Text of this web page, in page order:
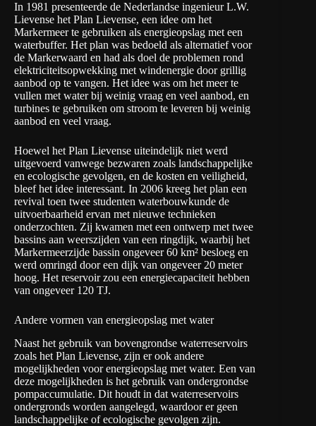
In 1981 presenteerde de Nederlandse ingenieur L.W.
Lievense het Plan Lievense, een idee om het
Markermeer te gebruiken als energieopslag met een
waterbuffer. Het plan was bedoeld als alternatief voor
de Markerwaard en had als doel de problemen rond
elektriciteitsopwekking met windenergie door grillig
aanbod op te vangen. Het idee was om het meer te
vullen met water bij weinig vraag en veel aanbod, en
turbines te gebruiken om stroom te leveren bij weinig
aanbod en veel vraag.
Hoewel het Plan Lievense uiteindelijk niet werd
uitgevoerd vanwege bezwaren zoals landschappelijke
en ecologische gevolgen, en de kosten en veiligheid,
bleef het idee interessant. In 2006 kreeg het plan een
revival toen twee studenten waterbouwkunde de
uitvoerbaarheid ervan met nieuwe technieken
onderzochten. Zij kwamen met een ontwerp met twee
bassins aan weerszijden van een ringdijk, waarbij het
Markermeerzijde bassin ongeveer 60 km² besloeg en
werd omringd door een dijk van ongeveer 20 meter
hoog. Het reservoir zou een energiecapaciteit hebben
van ongeveer 120 TJ.
Andere vormen van energieopslag met water
Naast het gebruik van bovengrondse waterreservoirs
zoals het Plan Lievense, zijn er ook andere
mogelijkheden voor energieopslag met water. Een van
deze mogelijkheden is het gebruik van ondergrondse
pompaccumulatie. Dit houdt in dat waterreservoirs
ondergronds worden aangelegd, waardoor er geen
landschappelijke of ecologische gevolgen zijn.